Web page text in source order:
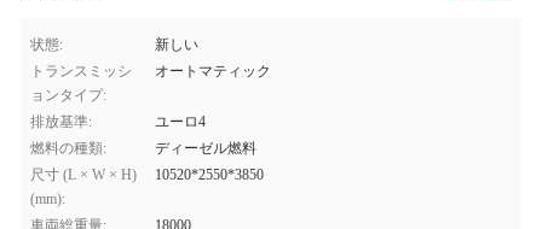
状態:
新しい
トランスミッシ
ョンタイプ:
オートマティック
排放基準:
ユーロ4
燃料の種類:
ディーゼル燃料
尺寸 (L × W × H)
(mm):
10520*2550*3850
車両総重量:
18000